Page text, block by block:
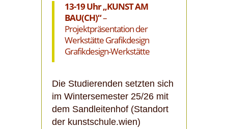
13-19 Uhr„KUNST AM
BAU(CH)“–
Projektpräsentation der
Werkstätte Grafikdesign
Grafikdesign-Werkstätte
Die Studierenden setzten sich
im Wintersemester 25/26 mit
dem Sandleitenhof (Standort
der kunstschule.wien)